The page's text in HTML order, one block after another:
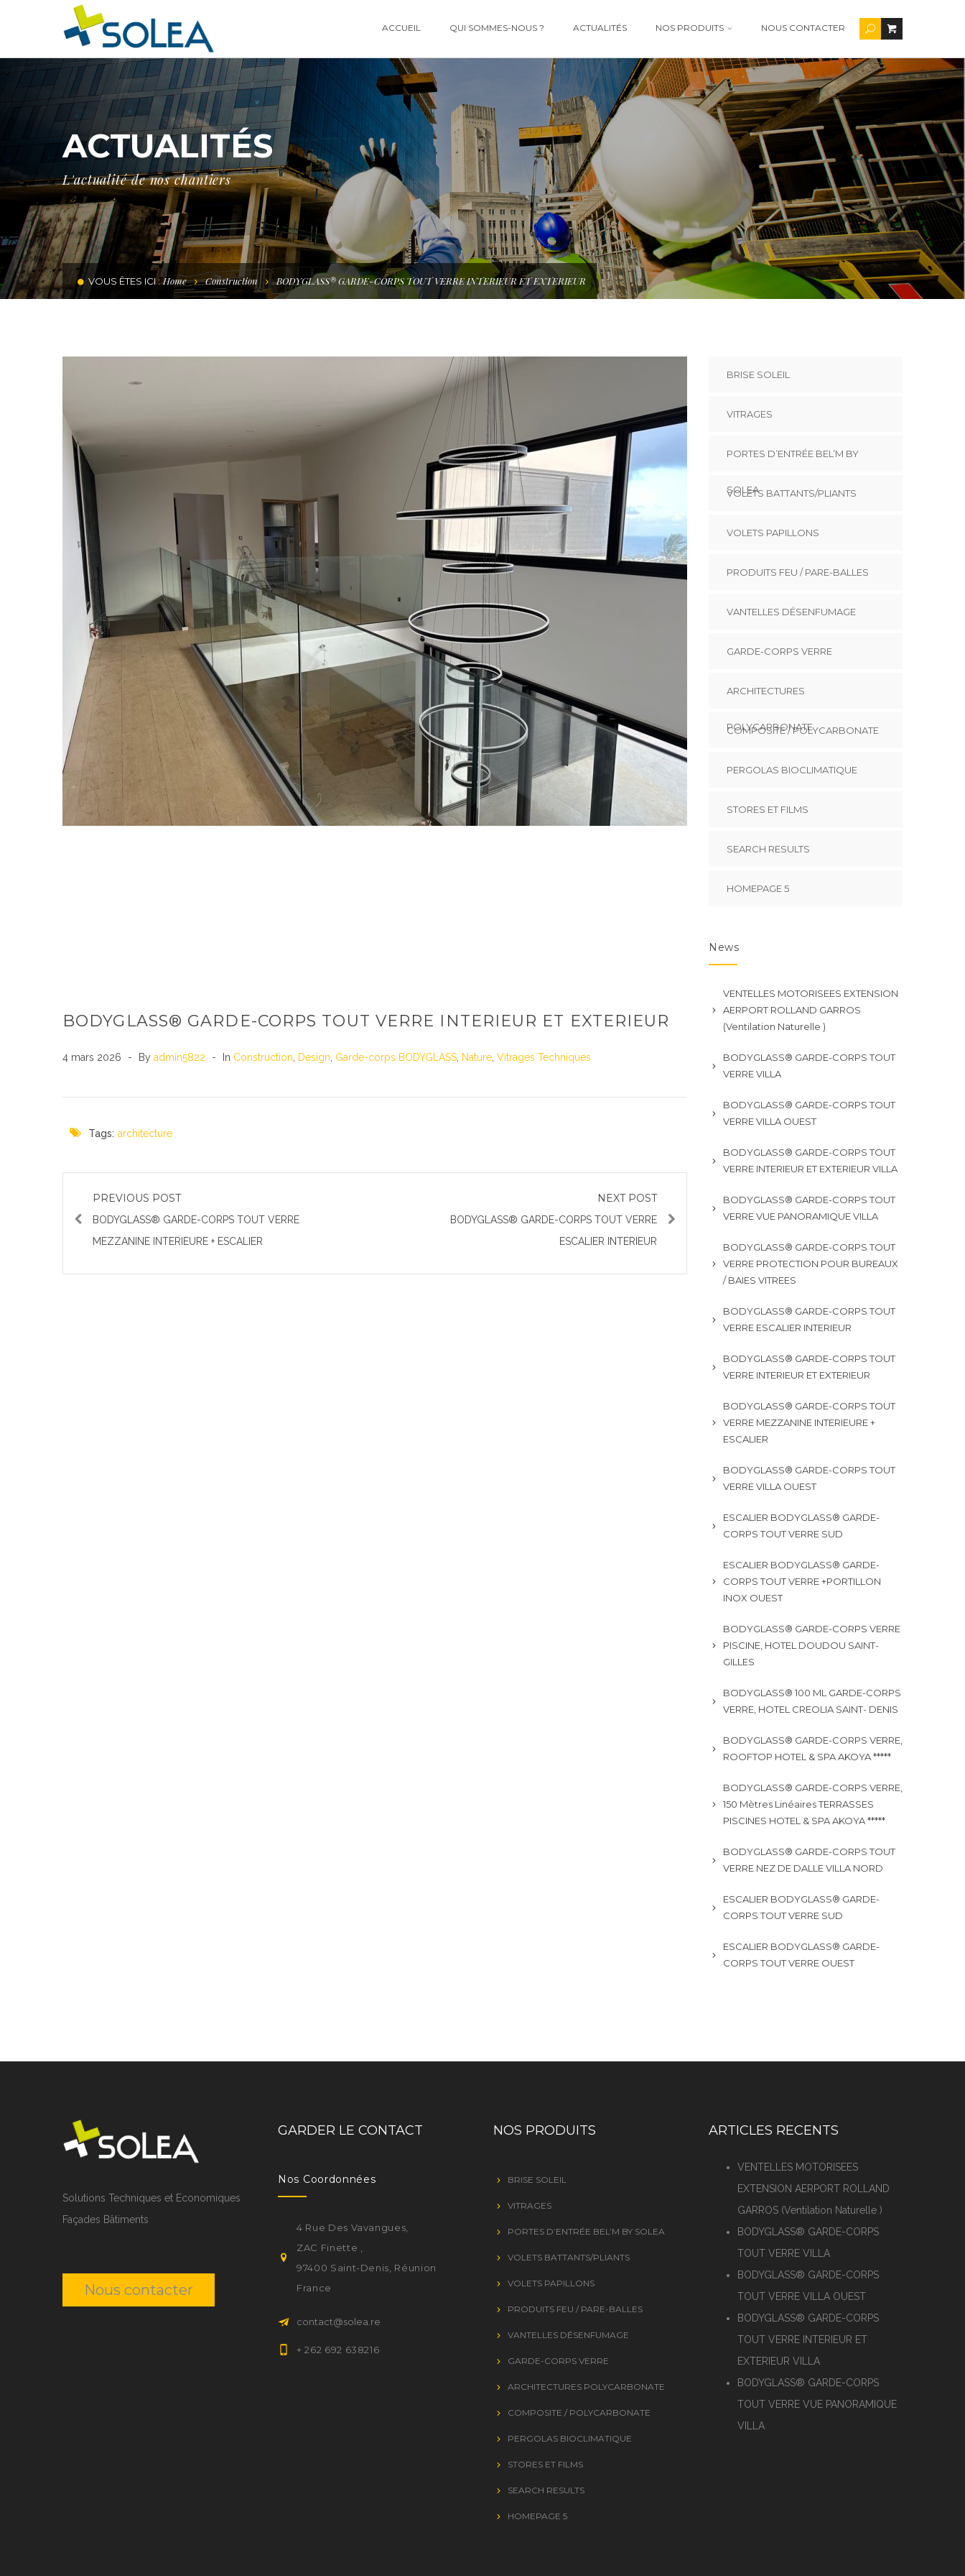
ACCUEIL QUI SOMMES-NOUS ? ACTUALITÉS NOS PRODUITS NOUS CONTACTER
ACTUALITÉS
L'actualité de nos chantiers
VOUS ÊTES ICI : Home Construction BODYGLASS® GARDE-CORPS TOUT VERRE INTERIEUR ET EXTERIEUR
BODYGLASS® GARDE-CORPS TOUT VERRE INTERIEUR ET EXTERIEUR
4 mars 2026 By admin5822 In Construction Design Garde-corps BODYGLASS Nature Vitrages Techniques
Tags: architecture
PREVIOUS POST
BODYGLASS® GARDE-CORPS TOUT VERRE
MEZZANINE INTERIEURE + ESCALIER
NEXT POST
BODYGLASS® GARDE-CORPS TOUT VERRE
ESCALIER INTERIEUR
BRISE SOLEIL
VITRAGES
PORTES D’ENTRÉE BEL’M BY
SOLEA
VOLETS BATTANTS/PLIANTS
VOLETS PAPILLONS
PRODUITS FEU / PARE-BALLES
VANTELLES DÉSENFUMAGE
GARDE-CORPS VERRE
ARCHITECTURES
POLYCARBONATE
COMPOSITE / POLYCARBONATE
PERGOLAS BIOCLIMATIQUE
STORES ET FILMS
SEARCH RESULTS
HOMEPAGE 5
News
VENTELLES MOTORISEES EXTENSION
AERPORT ROLLAND GARROS
(Ventilation Naturelle )
BODYGLASS® GARDE-CORPS TOUT
VERRE VILLA
BODYGLASS® GARDE-CORPS TOUT
VERRE VILLA OUEST
BODYGLASS® GARDE-CORPS TOUT
VERRE INTERIEUR ET EXTERIEUR VILLA
BODYGLASS® GARDE-CORPS TOUT
VERRE VUE PANORAMIQUE VILLA
BODYGLASS® GARDE-CORPS TOUT
VERRE PROTECTION POUR BUREAUX
/ BAIES VITREES
BODYGLASS® GARDE-CORPS TOUT
VERRE ESCALIER INTERIEUR
BODYGLASS® GARDE-CORPS TOUT
VERRE INTERIEUR ET EXTERIEUR
BODYGLASS® GARDE-CORPS TOUT
VERRE MEZZANINE INTERIEURE +
ESCALIER
BODYGLASS® GARDE-CORPS TOUT
VERRE VILLA OUEST
ESCALIER BODYGLASS® GARDE-
CORPS TOUT VERRE SUD
ESCALIER BODYGLASS® GARDE-
CORPS TOUT VERRE +PORTILLON
INOX OUEST
BODYGLASS® GARDE-CORPS VERRE
PISCINE, HOTEL DOUDOU SAINT-
GILLES
BODYGLASS® 100 ML GARDE-CORPS
VERRE, HOTEL CREOLIA SAINT- DENIS
BODYGLASS® GARDE-CORPS VERRE,
ROOFTOP HOTEL & SPA AKOYA *****
BODYGLASS® GARDE-CORPS VERRE,
150 Mètres Linéaires TERRASSES
PISCINES HOTEL & SPA AKOYA *****
BODYGLASS® GARDE-CORPS TOUT
VERRE NEZ DE DALLE VILLA NORD
ESCALIER BODYGLASS® GARDE-
CORPS TOUT VERRE SUD
ESCALIER BODYGLASS® GARDE-
CORPS TOUT VERRE OUEST
Solutions Techniques et Economiques
Façades Bâtiments
Nous contacter
GARDER LE CONTACT
Nos Coordonnées
4 Rue Des Vavangues,
ZAC Finette ,
97400 Saint-Denis, Réunion
France
contact@solea.re
+ 262 692 638216
NOS PRODUITS
BRISE SOLEIL
VITRAGES
PORTES D’ENTRÉE BEL’M BY SOLEA
VOLETS BATTANTS/PLIANTS
VOLETS PAPILLONS
PRODUITS FEU / PARE-BALLES
VANTELLES DÉSENFUMAGE
GARDE-CORPS VERRE
ARCHITECTURES POLYCARBONATE
COMPOSITE / POLYCARBONATE
PERGOLAS BIOCLIMATIQUE
STORES ET FILMS
SEARCH RESULTS
HOMEPAGE 5
ARTICLES RECENTS
VENTELLES MOTORISEES
EXTENSION AERPORT ROLLAND
GARROS (Ventilation Naturelle )
BODYGLASS® GARDE-CORPS
TOUT VERRE VILLA
BODYGLASS® GARDE-CORPS
TOUT VERRE VILLA OUEST
BODYGLASS® GARDE-CORPS
TOUT VERRE INTERIEUR ET
EXTERIEUR VILLA
BODYGLASS® GARDE-CORPS
TOUT VERRE VUE PANORAMIQUE
VILLA